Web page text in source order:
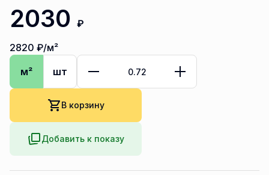
2030 ₽
2820 ₽/м²
м²
шт
В корзину
Добавить к показу